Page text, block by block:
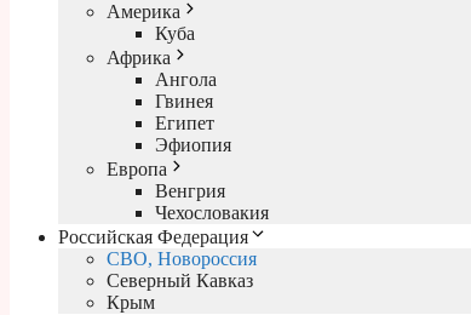
Америка
Куба
Африка
Ангола
Гвинея
Египет
Эфиопия
Европа
Венгрия
Чехословакия
Российская Федерация
СВО, Новороссия
Северный Кавказ
Крым